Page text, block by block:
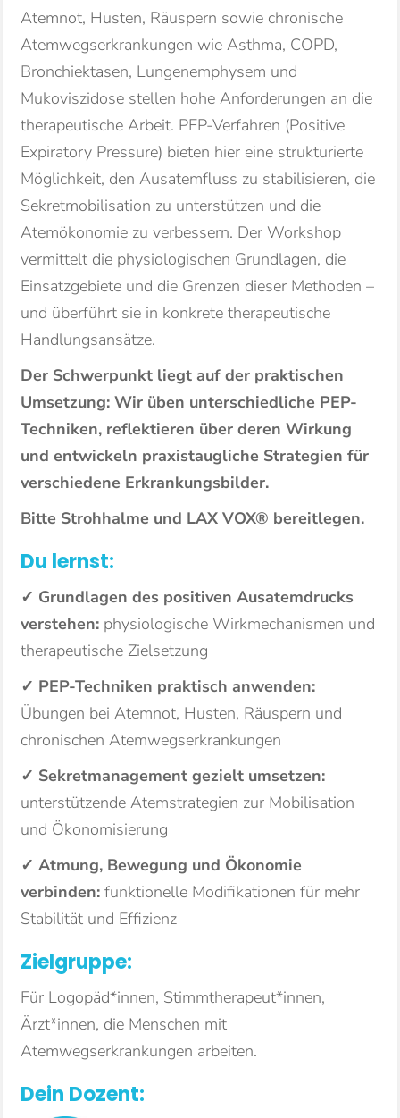
Atemnot, Husten, Räuspern sowie chronische
Atemwegserkrankungen wie Asthma, COPD,
Bronchiektasen, Lungenemphysem und
Mukoviszidose stellen hohe Anforderungen an die
therapeutische Arbeit. PEP-Verfahren (Positive
Expiratory Pressure) bieten hier eine strukturierte
Möglichkeit, den Ausatemfluss zu stabilisieren, die
Sekretmobilisation zu unterstützen und die
Atemökonomie zu verbessern. Der Workshop
vermittelt die physiologischen Grundlagen, die
Einsatzgebiete und die Grenzen dieser Methoden –
und überführt sie in konkrete therapeutische
Handlungsansätze.
Der Schwerpunkt liegt auf der praktischen
Umsetzung: Wir üben unterschiedliche PEP-
Techniken, reflektieren über deren Wirkung
und entwickeln praxistaugliche Strategien für
verschiedene Erkrankungsbilder.
Bitte Strohhalme und LAX VOX® bereitlegen.
Du lernst:
✓ Grundlagen des positiven Ausatemdrucks
verstehen: physiologische Wirkmechanismen und
therapeutische Zielsetzung
✓ PEP-Techniken praktisch anwenden:
Übungen bei Atemnot, Husten, Räuspern und
chronischen Atemwegserkrankungen
✓ Sekretmanagement gezielt umsetzen:
unterstützende Atemstrategien zur Mobilisation
und Ökonomisierung
✓ Atmung, Bewegung und Ökonomie
verbinden: funktionelle Modifikationen für mehr
Stabilität und Effizienz
Zielgruppe:
Für Logopäd*innen, Stimmtherapeut*innen,
Ärzt*innen, die Menschen mit
Atemwegserkrankungen arbeiten.
Dein Dozent: